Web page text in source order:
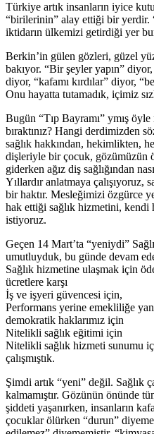
Türkiye artık insanların iyice
“birilerinin” alay ettiği bir yerdir.
iktidarın ülkemizi getirdiği yer
Berkin’in gülen gözleri, güzel
bakıyor. “Bir şeyler yapın”
diyor, “kafamı kırdılar” diyor,
Onu hayatta tutamadık, içimiz
Bugün “Tıp Bayramı” ymış öyle
bıraktınız? Hangi derdimizden
sağlık hakkından, hekimlikten,
dişleriyle bir çocuk, gözümüzün
giderken ağız diş sağlığından
Yıllardır anlatmaya çalışıyoruz,
bir haktır. Mesleğimizi özgürce
hak ettiği sağlık hizmetini, kendi
istiyoruz.
Geçen 14 Mart’ta “yeniydi”
umutluyduk, bu günde devam
Sağlık hizmetine ulaşmak için
ücretlere karşı
İş ve işyeri güvencesi için,
Performans yerine emekliliğe
demokratik haklarımız için
Nitelikli sağlık eğitimi için
Nitelikli sağlık hizmeti sunumu
çalışmıştık.
Şimdi artık “yeni” değil. Sağlık
kalmamıştır. Gözünün önünde
şiddeti yaşanırken, insanların
çocuklar ölürken “durun”